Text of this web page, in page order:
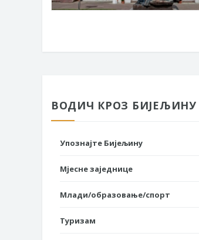
ВОДИЧ КРОЗ БИЈЕЉИНУ
Упознајте Бијељину
Мјесне заједнице
Млади/образовање/спорт
Туризам